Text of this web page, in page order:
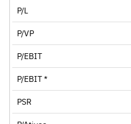
P/L
P/VP
P/EBIT
P/EBIT *
PSR